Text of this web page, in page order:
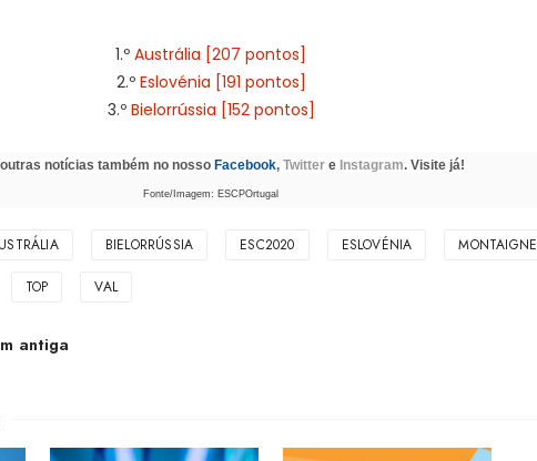
1.º Austrália [207 pontos]
2.º Eslovénia [191 pontos]
3.º Bielorrússia [152 pontos]
notícias também no nosso Facebook, Twitter e Instagram. Visite já!
Fonte/Imagem: ESCPOrtugal
BIELORRÚSSIA ESC2020 ESLOVÉNIA MONTAIGNE
TOP VAL
antiga